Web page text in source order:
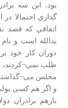
بود. اين سه
گذاري احتمالا
اتفاقي كه قصد
یدالله است و
دوران کار خود
طلب
مجلس
و اگر هم کسی
بازهم برادران